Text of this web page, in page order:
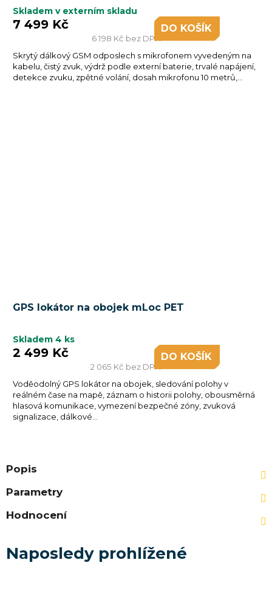
Skladem v externím skladu
6 198 Kč bez DPH
7 499 Kč DO KOŠÍKU
Skrytý dálkový GSM odposlech s mikrofonem vyvedeným na
kabelu, čistý zvuk, výdrž podle externí baterie, trvalé napájení,
detekce zvuku, zpětné volání, dosah mikrofonu 10 metrů,...
GPS lokátor na obojek mLoc PET
Skladem 4 ks
2 065 Kč bez DPH
2 499 Kč DO KOŠÍKU
Voděodolný GPS lokátor na obojek, sledování polohy v
reálném čase na mapě, záznam o historii polohy, obousměrná
hlasová komunikace, vymezení bezpečné zóny, zvuková
signalizace, dálkové...
Popis
Parametry
Hodnocení
Naposledy prohlížené